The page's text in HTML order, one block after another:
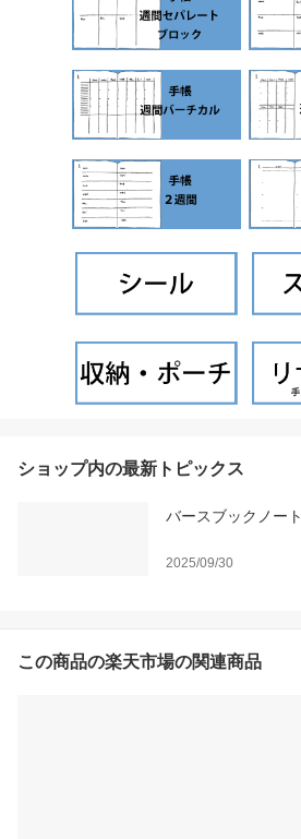
ショップ内の最新トピックス
バースブックノート
2025/09/30
この商品の楽天市場の関連商品